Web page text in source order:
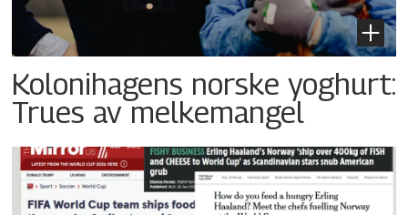
Kolonihagens norske yoghurt:
Trues av melkemangel